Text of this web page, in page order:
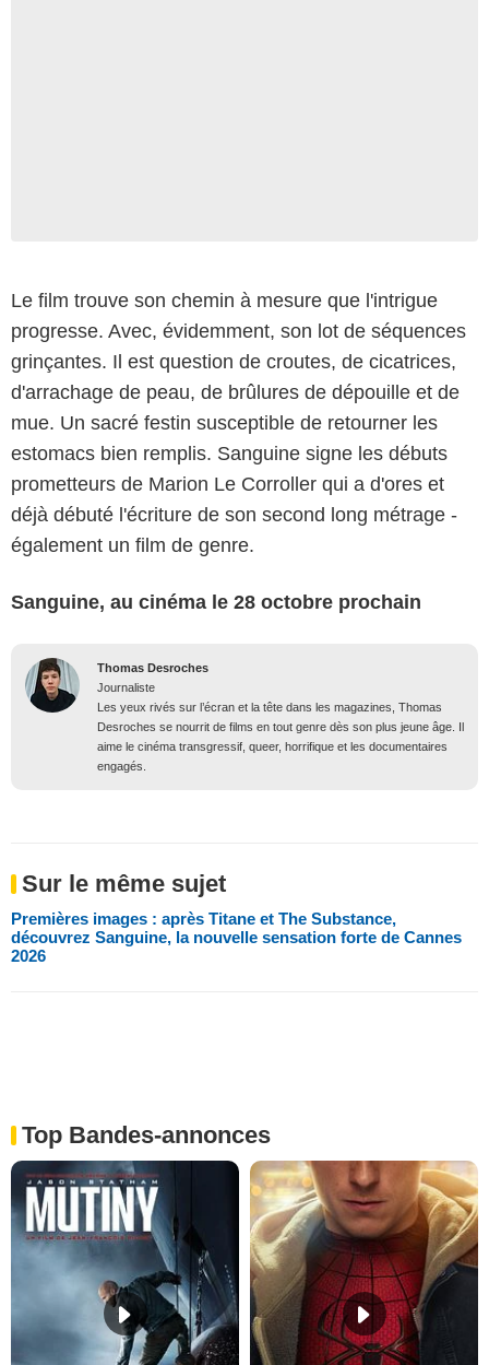
Le film trouve son chemin à mesure que l'intrigue
progresse. Avec, évidemment, son lot de séquences
grinçantes. Il est question de croutes, de cicatrices,
d'arrachage de peau, de brûlures de dépouille et de
mue. Un sacré festin susceptible de retourner les
estomacs bien remplis. Sanguine signe les débuts
prometteurs de Marion Le Corroller qui a d'ores et
déjà débuté l'écriture de son second long métrage -
également un film de genre.
Sanguine, au cinéma le 28 octobre prochain
Thomas Desroches
Journaliste
Les yeux rivés sur l’écran et la tête dans les magazines, Thomas
Desroches se nourrit de films en tout genre dès son plus jeune âge. Il
aime le cinéma transgressif, queer, horrifique et les documentaires
engagés.
Sur le même sujet
Premières images : après Titane et The Substance,
découvrez Sanguine, la nouvelle sensation forte de Cannes
2026
Top Bandes-annonces